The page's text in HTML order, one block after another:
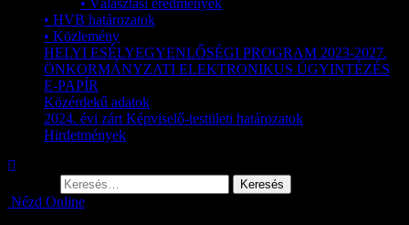
• HVB határozatok
• Közlemény
HELYI ESÉLYEGYENLŐSÉGI PROGRAM 2023-2027.
ÖNKORMÁNYZATI ELEKTRONIKUS ÜGYINTÉZÉS
E-PAPÍR
Közérdekű adatok
2024. évi zárt Képviselő-testületi határozatok
Hirdetmények
Nézd Online